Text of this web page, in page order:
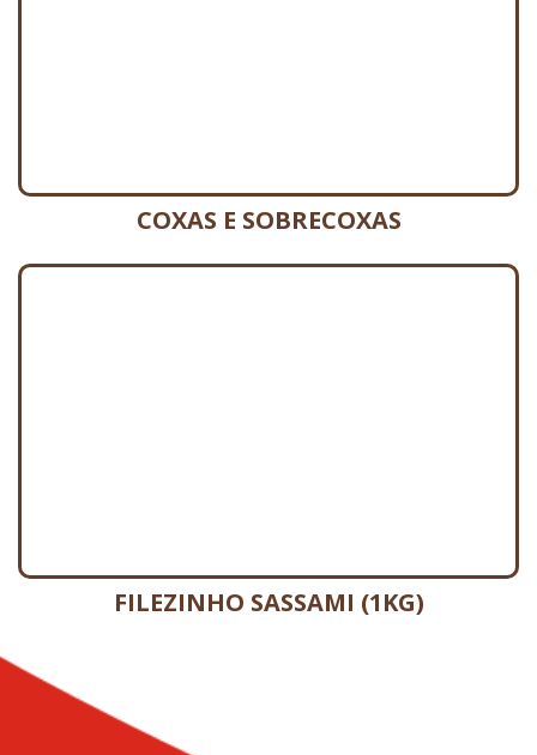
COXAS E SOBRECOXAS
FILEZINHO SASSAMI (1KG)